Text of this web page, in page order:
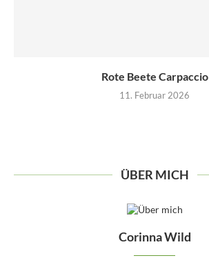
Rote Beete Carpaccio
11. Februar 2026
ÜBER MICH
Corinna Wild